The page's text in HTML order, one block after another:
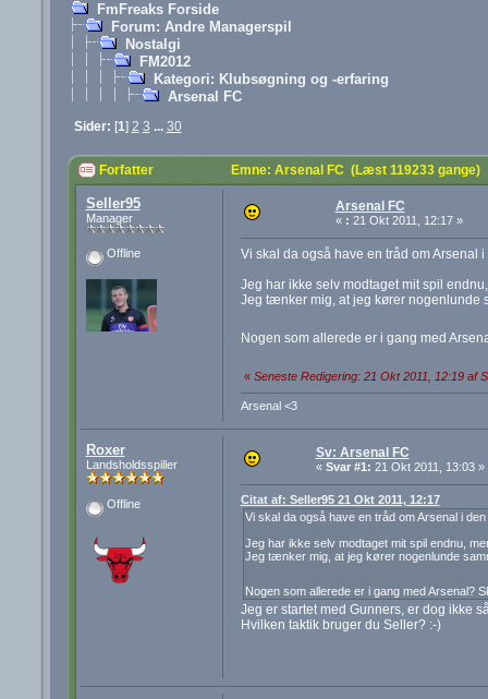
FmFreaks Forside
Forum: Andre Managerspil
Nostalgi
FM2012
Kategori: Klubsøgning og -erfaring
Arsenal FC
Sider: [1] 2 3 ... 30
Forfatter Emne: Arsenal FC (Læst 119233 gange)
Seller95
Manager
Offline
Arsenal FC
« : 21 Okt 2011, 12:17 »
Vi skal da også have en tråd om Arsenal
Jeg har ikke selv modtaget mit spil
Jeg tænker mig, at jeg kører nogenlunde
Nogen som allerede er i gang med
« Seneste Redigering: 21 Okt 2011, 12:19 af
Arsenal <3
Roxer
Landsholdsspiller
Offline
Sv: Arsenal FC
« Svar #1: 21 Okt 2011, 13:03 »
Citat af: Seller95 21 Okt 2011, 12:17
Vi skal da også have en tråd om Arsenal i
Jeg har ikke selv modtaget mit spil endnu,
Jeg tænker mig, at jeg kører nogenlunde
Nogen som allerede er i gang med Arsenal?
Jeg er startet med Gunners, er dog ikke
Hvilken taktik bruger du Seller? :-)